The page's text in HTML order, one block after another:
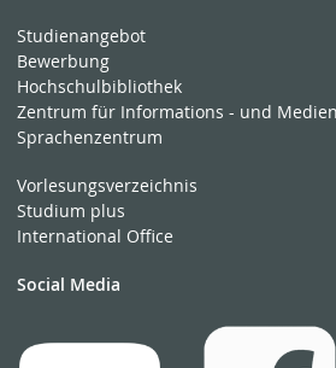
Studienangebot
Bewerbung
Hochschulbibliothek
Zentrum für Informations - und
Sprachenzentrum
Vorlesungsverzeichnis
Studium plus
International Office
Social Media